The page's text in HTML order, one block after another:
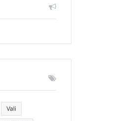
Vali